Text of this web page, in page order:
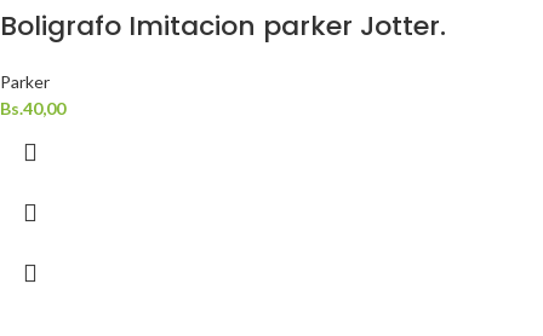
Boligrafo Imitacion parker Jotter.
Parker
Bs.40,00